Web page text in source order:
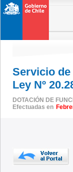
Servicio
Ley Nº
DOTACIÓN DE
Efectuadas en